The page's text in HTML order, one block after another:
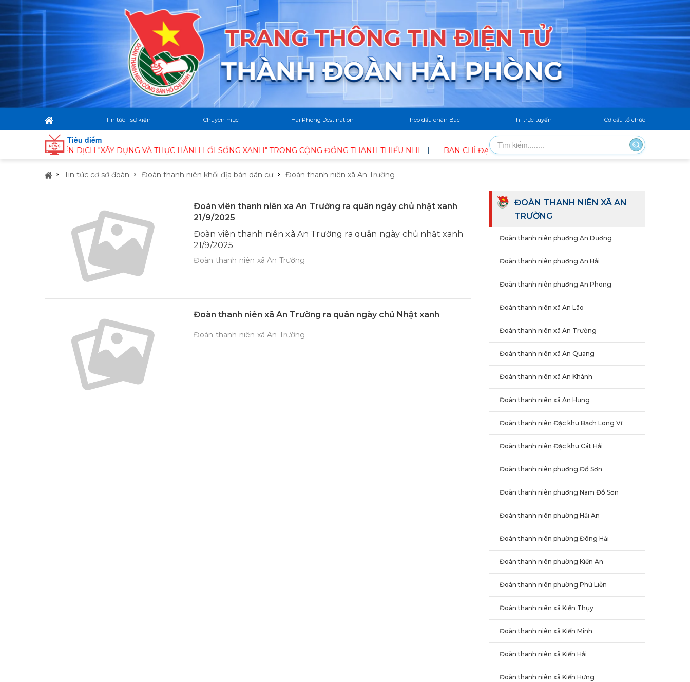
Tin tức - sự kiện Chuyên mục Hai Phong Destination Theo dấu chân Bác Thi trực tuyến Cơ cấu tổ chức
Tiêu điểm
CHIẾN DỊCH "XÂY DỰNG VÀ THỰC HÀNH LỐI SỐNG XANH" TRONG CỘNG ĐỒNG THANH THIẾU NHI BAN CHỈ ĐẠO HÈ PHƯỜNG NAM ĐỒ SƠN TỔ CHỨC CÂU LẠC BỘ BƠI
Tin tức cơ sở đoàn Đoàn thanh niên khối địa bàn dân cư Đoàn thanh niên xã An Trường
Đoàn viên thanh niên xã An Trường ra quân ngày chủ nhật xanh
21/9/2025
Đoàn viên thanh niên xã An Trường ra quân ngày chủ nhật xanh
21/9/2025
Đoàn thanh niên xã An Trường
Đoàn thanh niên xã An Trường ra quân ngày chủ Nhật xanh
Đoàn thanh niên xã An Trường
ĐOÀN THANH NIÊN XÃ AN
TRƯỜNG
Đoàn thanh niên phường An Dương
Đoàn thanh niên phường An Hải
Đoàn thanh niên phường An Phong
Đoàn thanh niên xã An Lão
Đoàn thanh niên xã An Trường
Đoàn thanh niên xã An Quang
Đoàn thanh niên xã An Khánh
Đoàn thanh niên xã An Hưng
Đoàn thanh niên Đặc khu Bạch Long Vĩ
Đoàn thanh niên Đặc khu Cát Hải
Đoàn thanh niên phường Đồ Sơn
Đoàn thanh niên phường Nam Đồ Sơn
Đoàn thanh niên phường Hải An
Đoàn thanh niên phường Đông Hải
Đoàn thanh niên phường Kiến An
Đoàn thanh niên phường Phù Liễn
Đoàn thanh niên xã Kiến Thụy
Đoàn thanh niên xã Kiến Minh
Đoàn thanh niên xã Kiến Hải
Đoàn thanh niên xã Kiến Hưng